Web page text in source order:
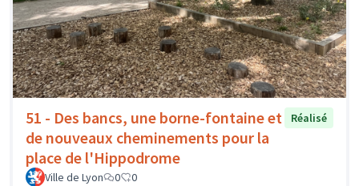
51 - Des bancs, une borne-fontaine et
de nouveaux cheminements pour la
place de l'Hippodrome
Réalisé
Ville de Lyon 0 0